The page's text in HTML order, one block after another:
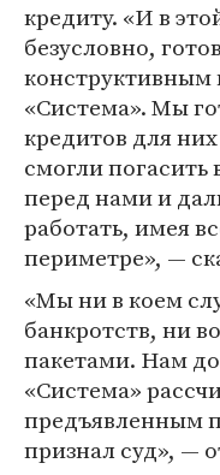
кредиту. «И в
безусловно,
конструктивным
«Система». Мы
кредитов для
смогли погасить
перед нами и
работать, имея
периметре», —
«Мы ни в коем
банкротств, ни
пакетами. Нам
«Система»
предъявленным
признал суд», —